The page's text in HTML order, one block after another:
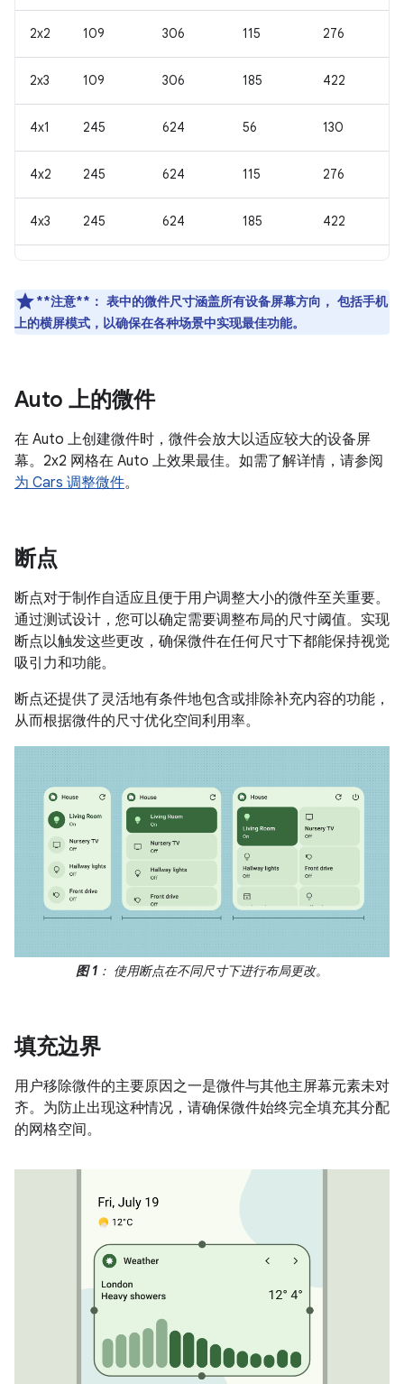
2x2 109 306 115 276
2x3 109 306 185 422
4x1 245 624 56 130
4x2 245 624 115 276
4x3 245 624 185 422
**注意**： 表中的微件尺寸涵盖所有设备屏幕方向， 包括手机
上的横屏模式，以确保在各种场景中实现最佳功能。
Auto 上的微件
在 Auto 上创建微件时，微件会放大以适应较大的设备屏
幕。2x2 网格在 Auto 上效果最佳。如需了解详情，请参阅
为 Cars 调整微件。
断点
断点对于制作自适应且便于用户调整大小的微件至关重要。
通过测试设计，您可以确定需要调整布局的尺寸阈值。实现
断点以触发这些更改，确保微件在任何尺寸下都能保持视觉
吸引力和功能。
断点还提供了灵活地有条件地包含或排除补充内容的功能，
从而根据微件的尺寸优化空间利用率。
图 1 ： 使用断点在不同尺寸下进行布局更改。
填充边界
用户移除微件的主要原因之一是微件与其他主屏幕元素未对
齐。为防止出现这种情况，请确保微件始终完全填充其分配
的网格空间。